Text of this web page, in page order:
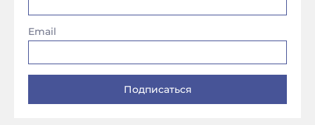
Email